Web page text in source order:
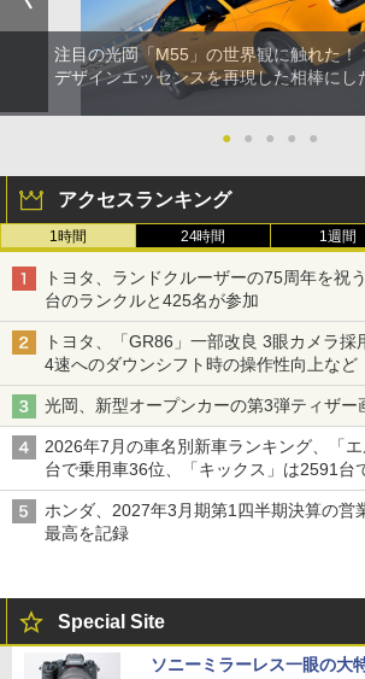
注目の光岡「M55」の世界観に触れた！
デザインエッセンスを再現した相棒にし
● ● ● ● ●
アクセスランキング
1時間 24時間 1週間
トヨタ、ランドクルーザーの75周年を祝
台のランクルと425名が参加
トヨタ、「GR86」一部改良 3眼カメラ採
4速へのダウンシフト時の操作性向上など
光岡、新型オープンカーの第3弾ティザー
2026年7月の車名別新車ランキング、「
台で乗用車36位、「キックス」は2591台
ホンダ、2027年3月期第1四半期決算の営
最高を記録
Special Site
ソニーミラーレス一眼の大